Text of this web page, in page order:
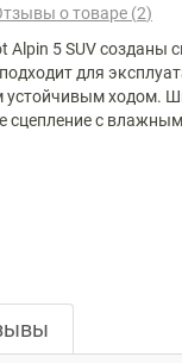
о товаре (2)
5 SUV созданы
для
устойчивым ходом.
сцепление с